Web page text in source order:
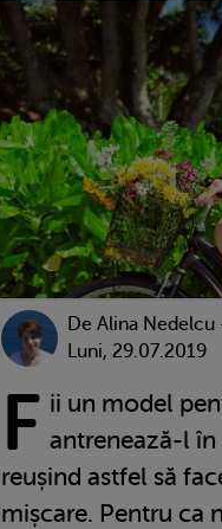
De Alina Nedelcu
Luni, 29.07.2019
F ii un model
antrenează-l
reușind astfel să
mișcare. Pentru ca